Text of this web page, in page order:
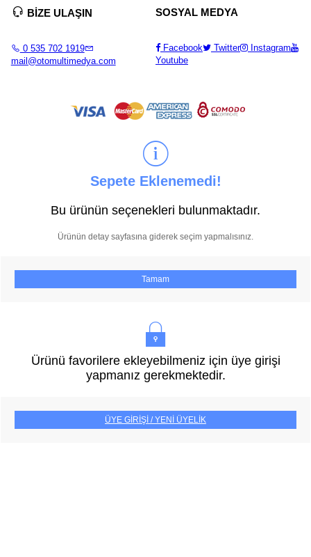
BİZE ULAŞIN
0 535 702 1919
mail@otomultimedya.com
SOSYAL MEDYA
Facebook Twitter
Instagram
Youtube
Sepete Eklenemedi!
Bu ürünün seçenekleri bulunmaktadır.
Ürünün detay sayfasına giderek seçim yapmalısınız.
Tamam
Ürünü favorilere ekleyebilmeniz için üye girişi
yapmanız gerekmektedir.
ÜYE GİRİŞİ / YENİ ÜYELİK